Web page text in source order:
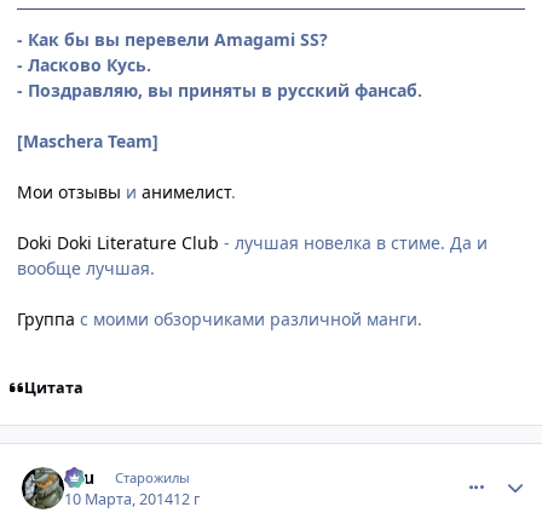
- Как бы вы перевели Amagami SS?
- Ласково Кусь.
- Поздравляю, вы приняты в русский фансаб.
[Maschera Team]
Мои отзывы и анимелист.
Doki Doki Literature Club - лучшая новелка в стиме. Да и
вообще лучшая.
Группа с моими обзорчиками различной манги.
Цитата
Ellu Старожилы
10 Марта, 201412 г